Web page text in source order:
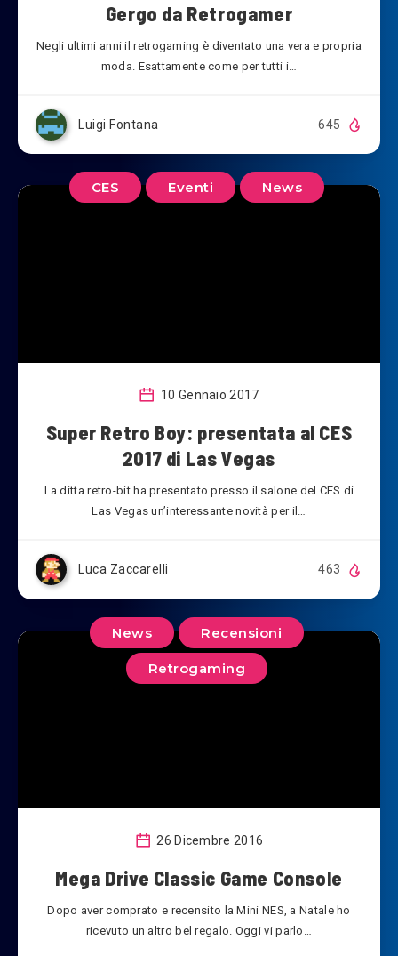
Gergo da Retrogamer
Negli ultimi anni il retrogaming è diventato una vera e propria
moda. Esattamente come per tutti i…
Luigi Fontana 645
CES Eventi News
10 Gennaio 2017
Super Retro Boy: presentata al CES
2017 di Las Vegas
La ditta retro-bit ha presentato presso il salone del CES di
Las Vegas un’interessante novità per il…
Luca Zaccarelli 463
News Recensioni
Retrogaming
26 Dicembre 2016
Mega Drive Classic Game Console
Dopo aver comprato e recensito la Mini NES, a Natale ho
ricevuto un altro bel regalo. Oggi vi parlo…